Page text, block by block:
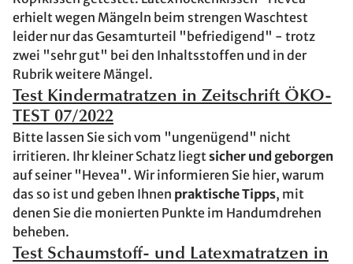
erhielt wegen Mängeln beim strengen Waschtest
leider nur das Gesamturteil "befriedigend" - trotz
zwei "sehr gut" bei den Inhaltsstoffen und in der
Rubrik weitere Mängel.
Test Kindermatratzen in Zeitschrift ÖKO-
TEST 07/2022
Bitte lassen Sie sich vom "ungenügend" nicht
irritieren. Ihr kleiner Schatz liegtsicher und geborgen
auf seiner "Hevea". Wir informieren Sie hier, warum
das so ist und geben Ihnen praktische Tipps, mit
denen Sie die monierten Punkte im Handumdrehen
beheben.
Test Schaumstoff- und Latexmatratzen in